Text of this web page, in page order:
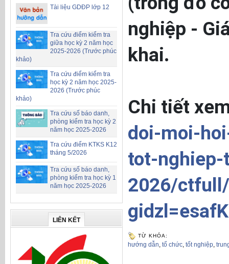
Tài liệu GDĐP lớp 12
Tra cứu điểm kiểm tra
giữa học kỳ 2 năm học
2025-2026 (Trước phúc
khảo)
Tra cứu điểm kiểm tra
học kỳ 2 năm học 2025-
2026 (Trước phúc
khảo)
Tra cứu số báo danh,
phòng kiểm tra học kỳ 2
năm học 2025-2026
Tra cứu điểm KTKS K12
tháng 5/2026
Tra cứu số báo danh,
phòng kiểm tra học kỳ 1
năm học 2025-2026
LIÊN KẾT
nghiệp -
khai.
Chi tiết
doi-moi-
tot-
2026/
TỪ KHÓA:
hướng dẫn, tổ chức, tốt nghiệp,